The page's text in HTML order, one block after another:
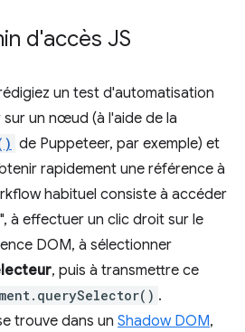
d'accès JS
un test d'automatisation
un nœud (à l'aide de la
de Puppeteer, par exemple) et
rapidement une référence à
habituel consiste à accéder
à effectuer un clic droit sur le
DOM, à sélectionner
, puis à transmettre ce
.
trouve dans un Shadow DOM,